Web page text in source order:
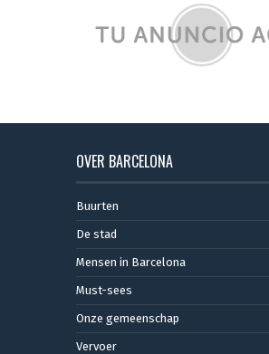
OVER BARCELONA
Buurten
De stad
Mensen in Barcelona
Must-sees
Onze gemeenschap
Vervoer